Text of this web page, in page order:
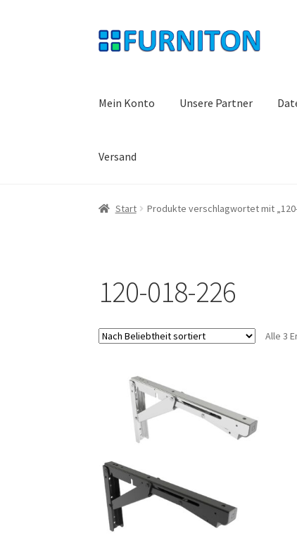
Zur
Navigation
Zum
Inhalt
Mein Konto Unsere Partner
Versand
Start Produkte verschlagwortet mit
120-018-226
Alle 3